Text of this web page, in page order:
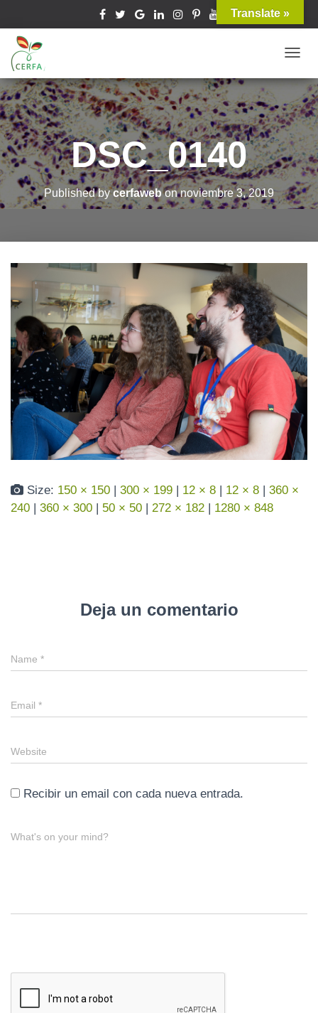
O
G
G
L
E
A
V
G
A
O
N
DSC_0140
Published bycerfawebonnoviembre 3, 2019
Size: 150 × 150 | 300 × 199 | 12 × 8 | 12 × 8 | 360 ×
240 | 360 × 300 | 50 × 50 | 272 × 182 | 1280 × 848
Deja un comentario
Name *
Email *
Website
Recibir un email con cada nueva entrada.
What's on your mind?
Translate »